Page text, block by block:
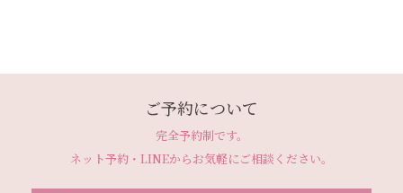
ご予約について
完全予約制です。
ネット予約・LINEからお気軽にご相談ください。